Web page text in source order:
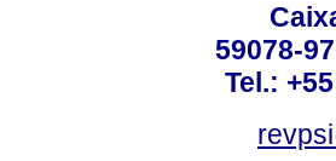
59078-
Tel.: